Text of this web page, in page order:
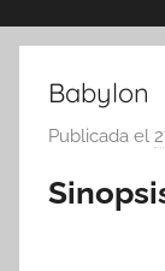
Babylon
Publicada el